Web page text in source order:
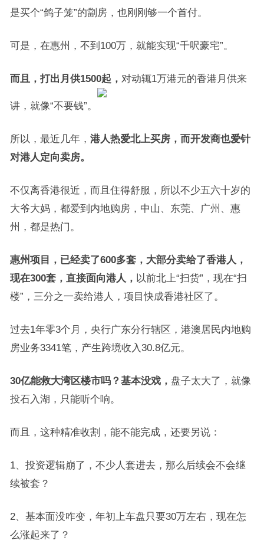
是买个“鸽子笼”的劏房，也刚刚够一个首付。
可是，在惠州，不到100万，就能实现“千呎豪宅”。
而且，打出月供1500起， 对动辄1万港元的香港月供来
讲，就像“不要钱”。
所以，最近几年， 港人热爱北上买房，而开发商也爱针
对港人定向卖房。
不仅离香港很近，而且住得舒服，所以不少五六十岁的
大爷大妈，都爱到内地购房，中山、东莞、广州、惠
州，都是热门。
惠州项目，已经卖了600多套，大部分卖给了香港人，
现在300套，直接面向港人， 以前北上“扫货”，现在“扫
楼”，三分之一卖给港人，项目快成香港社区了。
过去1年零3个月，央行广东分行辖区，港澳居民内地购
房业务3341笔，产生跨境收入30.8亿元。
30亿能救大湾区楼市吗？基本没戏， 盘子太大了，就像
投石入湖，只能听个响。
而且，这种精准收割，能不能完成，还要另说：
1、投资逻辑崩了，不少人套进去，那么后续会不会继
续被套？
2、基本面没咋变，年初上车盘只要30万左右，现在怎
么涨起来了？